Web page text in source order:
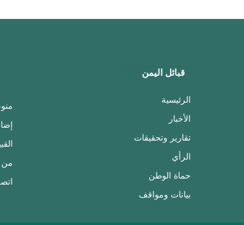
قبائل اليمن
الرئيسية
الأخبار
تقارير وتحقيقات
الرأي
حماة الوطن
بيانات ومواقف
من